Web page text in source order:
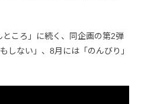
ころ」に続く、同企画の第2弾
しない」、8月には「のんびり」